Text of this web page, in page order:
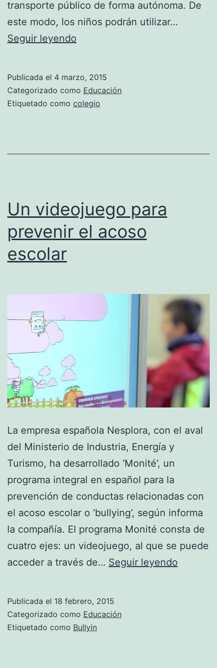
transporte público de forma autónoma. De
este modo, los niños podrán utilizar…
Seguir leyendo
Barcelona
permite
niños
la
escuela
forma
Publicada el 4 marzo, 2015
Categorizado como Educación
Etiquetado como colegio
Un videojuego para
prevenir el acoso
escolar
La empresa española Nesplora, con el aval
del Ministerio de Industria, Energía y
Turismo, ha desarrollado ‘Monité‘, un
programa integral en español para la
prevención de conductas relacionadas con
el acoso escolar o ‘bullying‘, según informa
la compañía. El programa Monité consta de
cuatro ejes: un videojuego, al que se puede
acceder a través de… Seguir leyendo
Publicada el 18 febrero, 2015
Categorizado como Educación
Etiquetado como Bullyin